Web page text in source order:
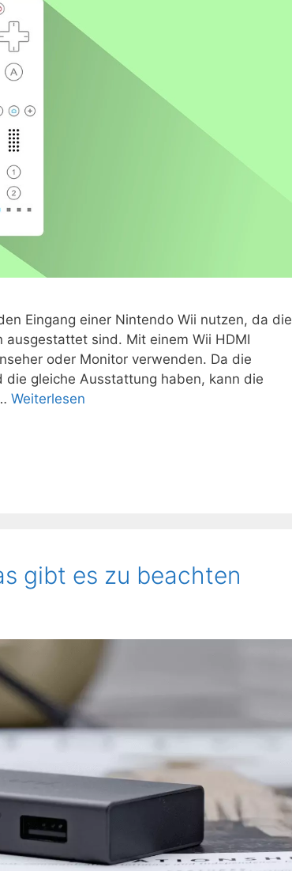
Eingang einer Nintendo Wii nutzen, da die
sind. Mit einem Wii HDMI
oder Monitor verwenden. Da die
gleiche Ausstattung haben, kann die
Weiterlesen
gibt es zu beachten